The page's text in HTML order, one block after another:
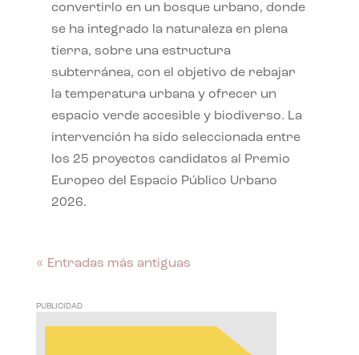
convertirlo en un bosque urbano, donde
se ha integrado la naturaleza en plena
tierra, sobre una estructura
subterránea, con el objetivo de rebajar
la temperatura urbana y ofrecer un
espacio verde accesible y biodiverso. La
intervención ha sido seleccionada entre
los 25 proyectos candidatos al Premio
Europeo del Espacio Público Urbano
2026.
« Entradas más antiguas
PUBLICIDAD